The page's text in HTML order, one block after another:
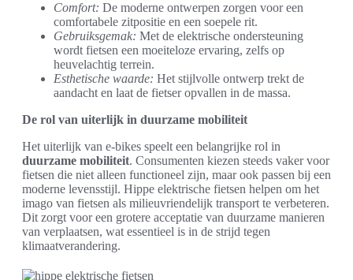
Comfort: De moderne ontwerpen zorgen voor een
comfortabele zitpositie en een soepele rit.
Gebruiksgemak: Met de elektrische ondersteuning
wordt fietsen een moeiteloze ervaring, zelfs op
heuvelachtig terrein.
Esthetische waarde: Het stijlvolle ontwerp trekt de
aandacht en laat de fietser opvallen in de massa.
De rol van uiterlijk in duurzame mobiliteit
Het uiterlijk van e-bikes speelt een belangrijke rol in
duurzame mobiliteit. Consumenten kiezen steeds vaker voor
fietsen die niet alleen functioneel zijn, maar ook passen bij een
moderne levensstijl. Hippe elektrische fietsen helpen om het
imago van fietsen als milieuvriendelijk transport te verbeteren.
Dit zorgt voor een grotere acceptatie van duurzame manieren
van verplaatsen, wat essentieel is in de strijd tegen
klimaatverandering.